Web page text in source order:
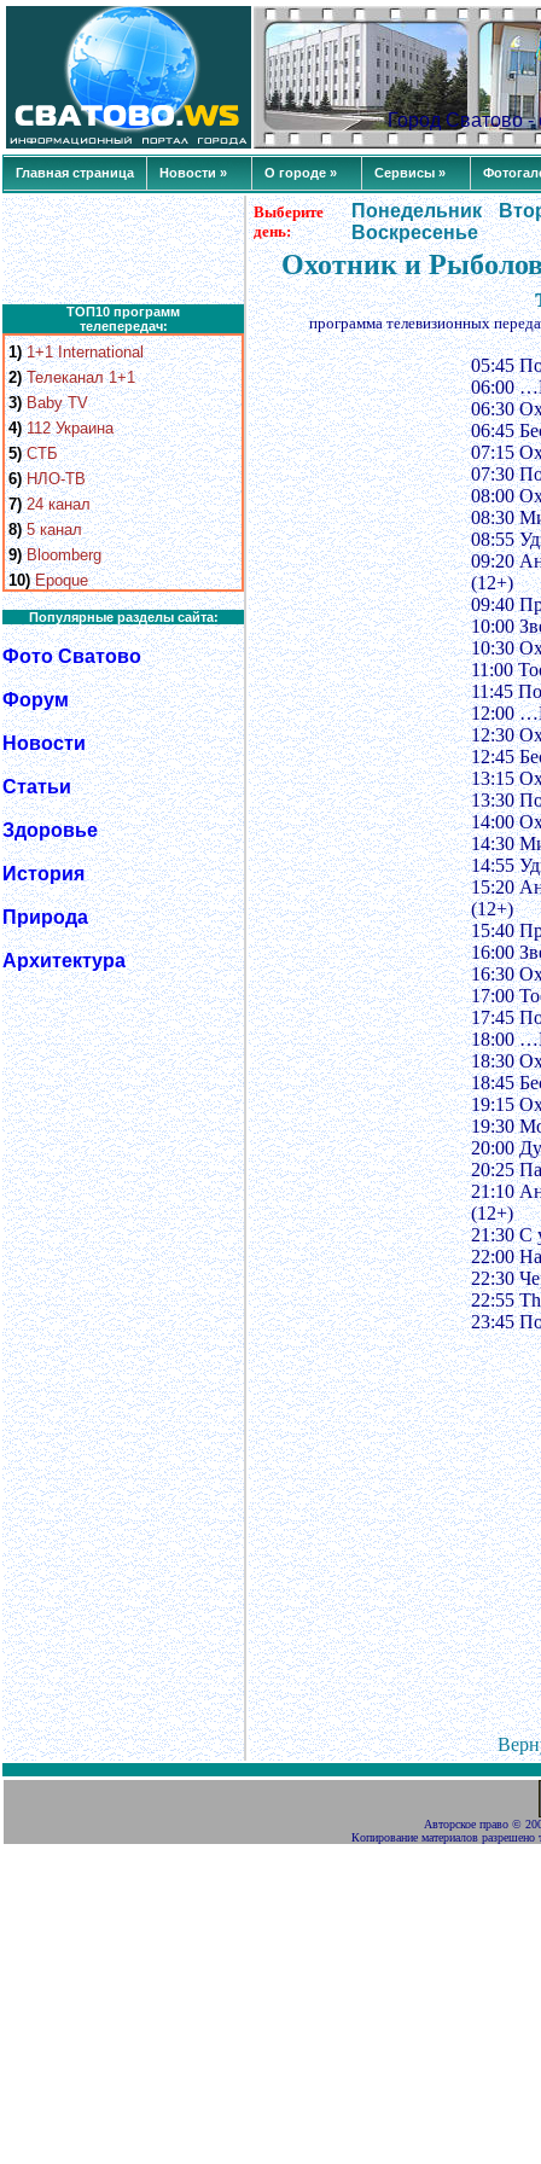
Город Сватово
Главная страница Новости » О городе » Сервисы »
ТОП10 программ
телепередач:
1) 1+1 International
2) Телеканал 1+1
3) Baby TV
4) 112 Украина
5) СТБ
6) НЛО-ТВ
7) 24 канал
8) 5 канал
9) Bloomberg
10) Epoque
Популярные разделы сайта:
Фото Сватово
Форум
Новости
Статьи
Здоровье
История
Природа
Архитектура
Выберите
день:
Понедельник
Воскресенье
Охотник и
программа телевизионных
05:45
06:00
06:30
06:45
07:15
07:30
08:00
08:30
08:55
09:20
(12+)
09:40
10:00
10:30
11:00
11:45
12:00
12:30
12:45
13:15
13:30
14:00
14:30
14:55
15:20
(12+)
15:40
16:00
16:30
17:00
17:45
18:00
18:30
18:45
19:15
19:30
20:00
20:25
21:10
(12+)
21:30 С
22:00
22:30
22:55
23:45
Авторское право ©
Копирование материалов